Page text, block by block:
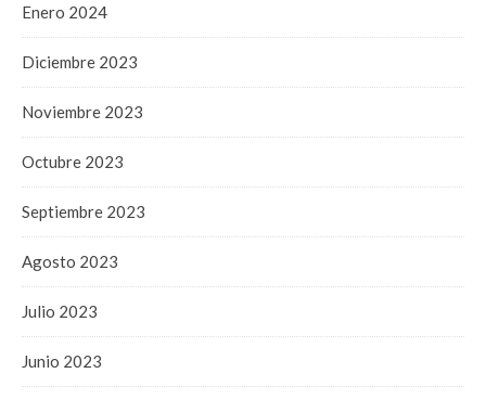
Enero 2024
Diciembre 2023
Noviembre 2023
Octubre 2023
Septiembre 2023
Agosto 2023
Julio 2023
Junio 2023